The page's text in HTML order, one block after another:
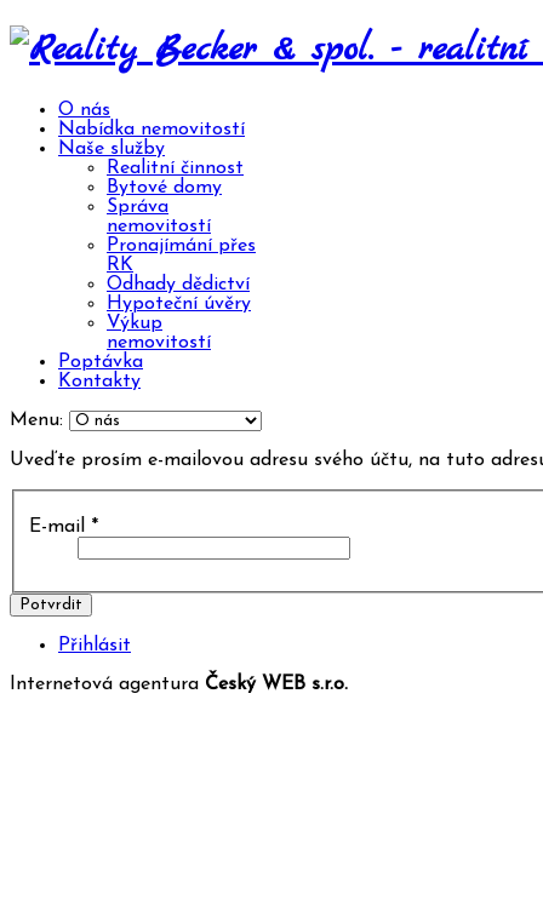
O nás
Nabídka nemovitostí
Naše služby
Realitní činnost
Bytové domy
Správa
nemovitostí
Pronajímání přes
RK
Odhady dědictví
Hypoteční úvěry
Výkup
nemovitostí
Poptávka
Kontakty
Menu:
Uveďte prosím e-mailovou adresu svého účtu, na tuto
E-mail *
Potvrdit
Přihlásit
Internetová agentura Český WEB s.r.o.